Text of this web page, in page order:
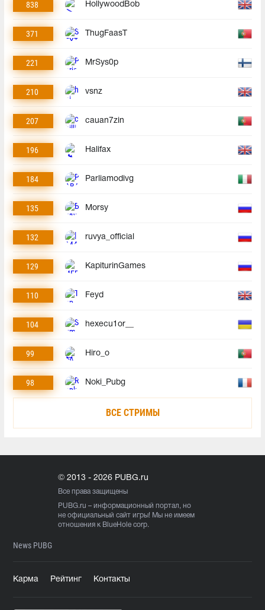
838 HollywoodBob
371 ThugFaasT
221 MrSys0p
210 vsnz
207 cauan7zin
196 Halifax
184 Parliamodivg
135 Morsy
132 ruvya_official
129 KapiturinGames
110 Feyd
104 hexecu1or__
99 Hiro_o
98 Noki_Pubg
ВСЕ СТРИМЫ
© 2013 - 2026 PUBG.ru
Все права защищены
PUBG.ru – информационный портал, но
не официальный сайт игры! Мы не имеем
отношения к BlueHole corp.
News PUBG
Карма Рейтинг Контакты